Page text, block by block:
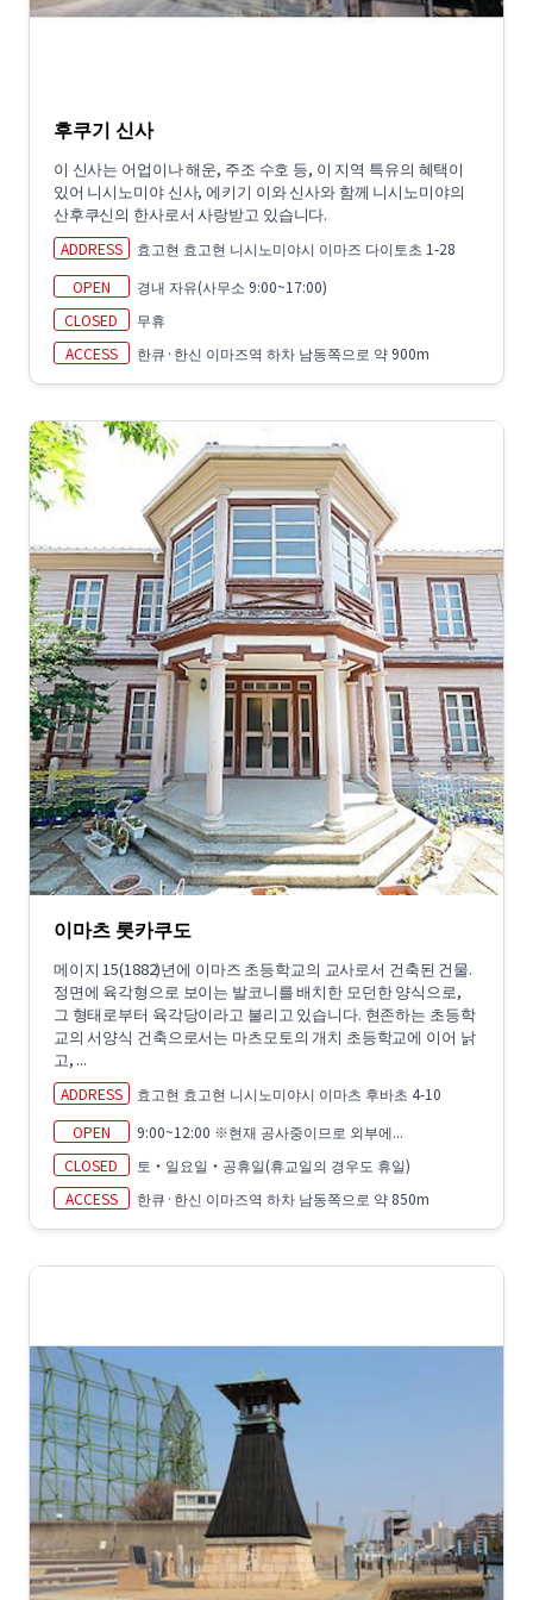
후쿠기 신사
이 신사는 어업이나 해운, 주조 수호 등, 이 지역 특유의 혜택이
있어 니시노미야 신사, 에키기 이와 신사와 함께 니시노미야의
산후쿠신의 한사로서 사랑받고 있습니다.
ADDRESS
효고현 효고현 니시노미야시 이마즈 다이토초 1-28
OPEN
경내 자유(사무소 9:00~17:00)
CLOSED
무휴
ACCESS
한큐·한신 이마즈역 하차 남동쪽으로 약 900m
이마츠 롯카쿠도
메이지 15(1882)년에 이마즈 초등학교의 교사로서 건축된 건물.
정면에 육각형으로 보이는 발코니를 배치한 모던한 양식으로,
그 형태로부터 육각당이라고 불리고 있습니다. 현존하는 초등학
교의 서양식 건축으로서는 마츠모토의 개치 초등학교에 이어 낡
고, ...
ADDRESS
효고현 효고현 니시노미야시 이마츠 후바초 4-10
OPEN
9:00~12:00 ※현재 공사중이므로 외부에...
CLOSED
토・일요일・공휴일(휴교일의 경우도 휴일)
ACCESS
한큐·한신 이마즈역 하차 남동쪽으로 약 850m